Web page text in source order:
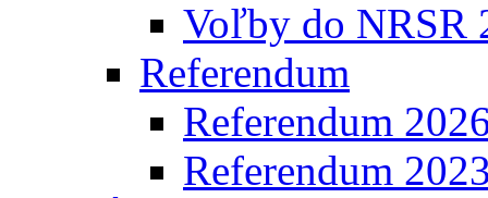
Voľby do NRSR
Referendum
Referendum
Referendum